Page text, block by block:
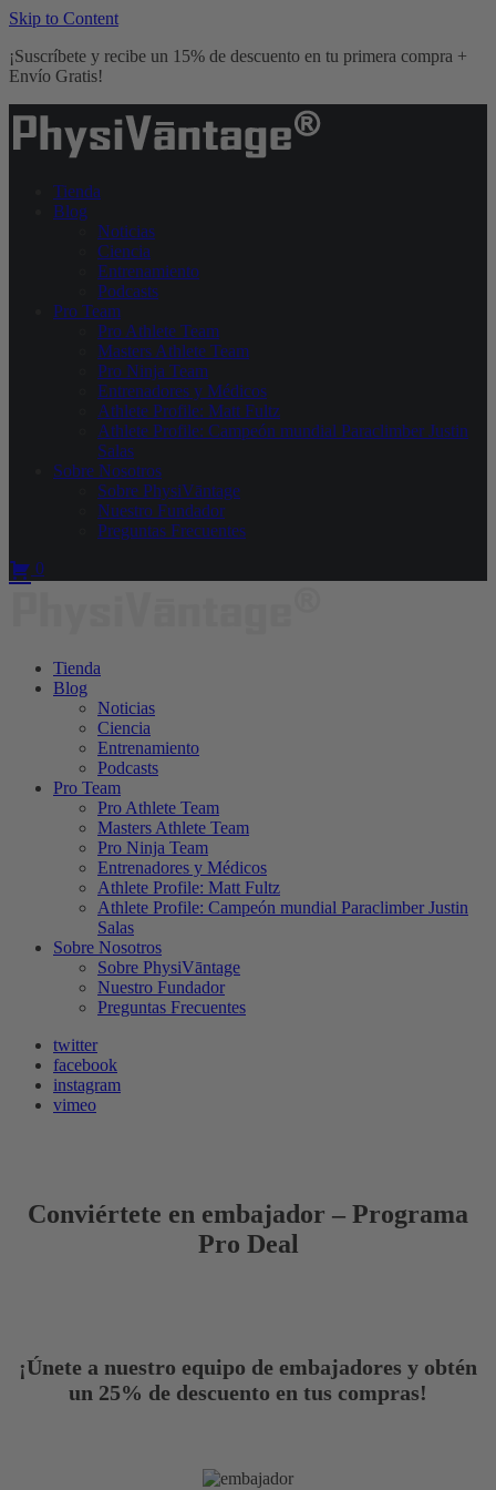
Skip to Content
¡Suscríbete y recibe un 15% de descuento en tu primera compra +
Envío Gratis!
Tienda
Blog
Noticias
Ciencia
Entrenamiento
Podcasts
Pro Team
Pro Athlete Team
Masters Athlete Team
Pro Ninja Team
Entrenadores y Médicos
Athlete Profile: Matt Fultz
Athlete Profile: Campeón mundial Paraclimber Justin
Salas
Sobre Nosotros
Sobre PhysiVāntage
Nuestro Fundador
Preguntas Frecuentes
0
Tienda
Blog
Noticias
Ciencia
Entrenamiento
Podcasts
Pro Team
Pro Athlete Team
Masters Athlete Team
Pro Ninja Team
Entrenadores y Médicos
Athlete Profile: Matt Fultz
Athlete Profile: Campeón mundial Paraclimber Justin
Salas
Sobre Nosotros
Sobre PhysiVāntage
Nuestro Fundador
Preguntas Frecuentes
twitter
facebook
instagram
vimeo
Conviértete en embajador – Programa
Pro Deal
¡Únete a nuestro equipo de embajadores y obtén
un 25% de descuento en tus compras!